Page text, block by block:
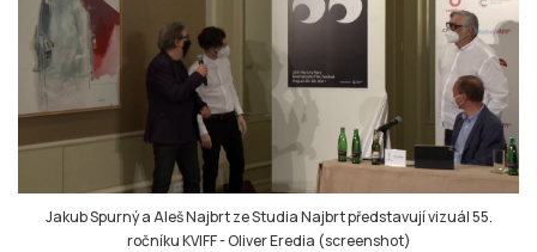
Jakub Spurný a Aleš Najbrt ze Studia Najbrt představují vizuál 55.
ročníku KVIFF-Oliver Eredia (screenshot)